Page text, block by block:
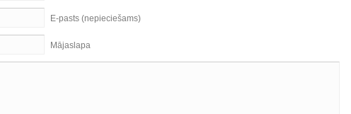
E-pasts (nepieciešams)
Mājaslapa